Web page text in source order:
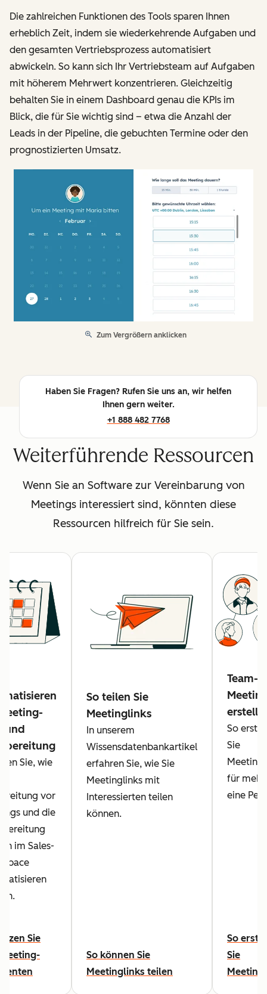
Die zahlreichen Funktionen des Tools sparen Ihnen
erheblich Zeit, indem sie wiederkehrende Aufgaben und
den gesamten Vertriebsprozess automatisiert
abwickeln. So kann sich Ihr Vertriebsteam auf Aufgaben
mit höherem Mehrwert konzentrieren. Gleichzeitig
behalten Sie in einem Dashboard genau die KPIs im
Blick, die für Sie wichtig sind – etwa die Anzahl der
Leads in der Pipeline, die gebuchten Termine oder den
prognostizierten Umsatz.
Zum Vergrößern anklicken
Haben Sie Fragen? Rufen Sie uns an, wir helfen
Ihnen gern weiter.
+1 888 482 7768
Weiterführende Ressourcen
Wenn Sie an Software zur Vereinbarung von
Meetings interessiert sind, könnten diese
Ressourcen hilfreich für Sie sein.
und
Sie, wie
vor
und die
im Sales-
Sie
So teilen Sie
Meetinglinks
In unserem
Wissensdatenbankartikel
erfahren Sie, wie Sie
Meetinglinks mit
Interessierten teilen
können.
So können Sie
Meetinglinks teilen
Team-
So
Sie
für mehr
eine
So
Sie